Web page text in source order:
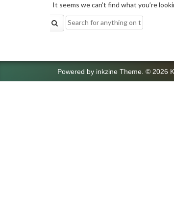
It seems we can’t find what you’re
Search
for:
Powered by inkzine Theme © 2026